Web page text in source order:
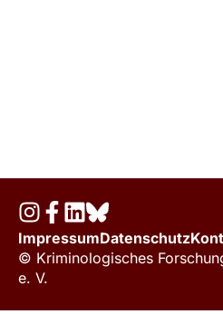
ImpressumDatenschutz
© Kriminologisches
e. V.